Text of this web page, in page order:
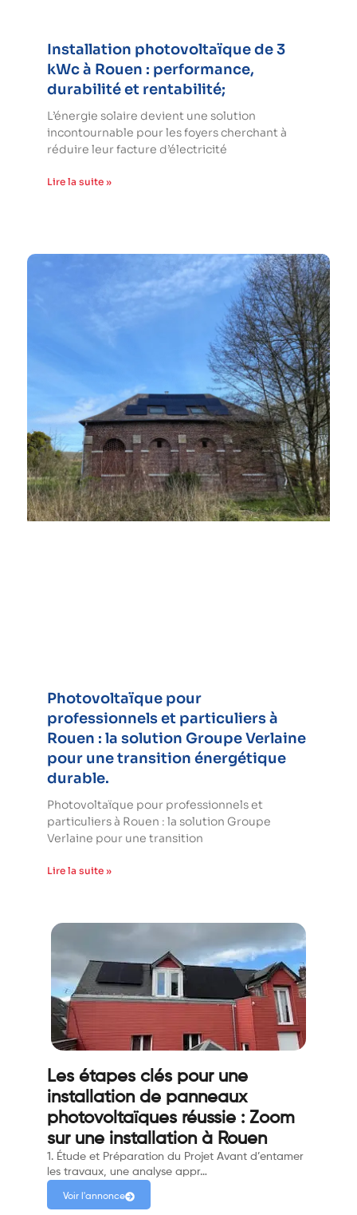
Installation photovoltaïque de 3
kWc à Rouen : performance,
durabilité et rentabilité;
L’énergie solaire devient une solution
incontournable pour les foyers cherchant à
réduire leur facture d’électricité
Lire la suite »
Photovoltaïque pour
professionnels et particuliers à
Rouen : la solution Groupe Verlaine
pour une transition énergétique
durable.
Photovoltaïque pour professionnels et
particuliers à Rouen : la solution Groupe
Verlaine pour une transition
Lire la suite »
Les étapes clés pour une
installation de panneaux
photovoltaïques réussie : Zoom
sur une installation à Rouen
1. Étude et Préparation du Projet Avant d’entamer
les travaux, une analyse appr…
Voir l'annonce